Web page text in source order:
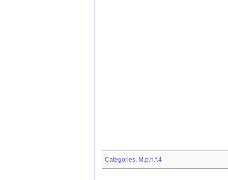
Categories: M.p.h.f.4